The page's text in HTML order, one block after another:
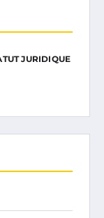
JURIDIQUE